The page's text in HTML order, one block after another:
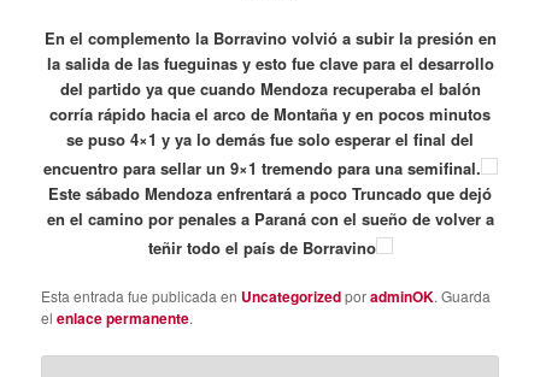
En el complemento la Borravino volvió a subir la presión en
la salida de las fueguinas y esto fue clave para el desarrollo
del partido ya que cuando Mendoza recuperaba el balón
corría rápido hacia el arco de Montaña y en pocos minutos
se puso 4×1 y ya lo demás fue solo esperar el final del
encuentro para sellar un 9×1 tremendo para una semifinal.
Este sábado Mendoza enfrentará a poco Truncado que dejó
en el camino por penales a Paraná con el sueño de volver a
teñir todo el país de Borravino
Esta entrada fue publicada en UncategorizedporadminOK. Guarda
elenlace permanente.